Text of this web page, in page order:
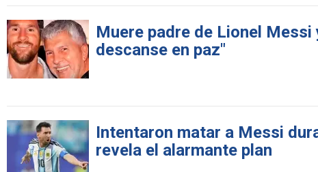
Muere padre de Lionel
descanse en paz"
Intentaron matar a Messi
revela el alarmante plan